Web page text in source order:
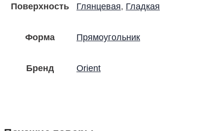
Поверхность Глянцевая, Гладкая
Форма Прямоугольник
Бренд Orient